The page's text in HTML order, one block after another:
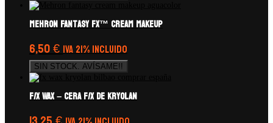
Mehron Fantasy FX™ Cream Makeup
6,50€ IVA 21% Incluido
SIN STOCK. AVÍSAME!!
F/X WAX – CERA F/X de Kryolan